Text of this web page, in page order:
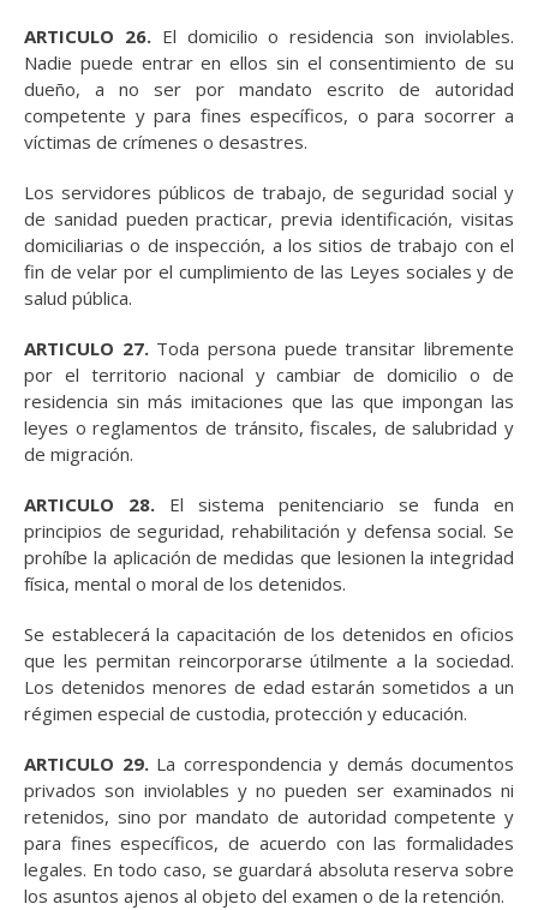
ARTICULO 26.El domicilio o residencia son inviolables.
Nadie puede entrar en ellos sin el consentimiento de su
dueño, a no ser por mandato escrito de autoridad
competente y para fines específicos, o para socorrer a
víctimas de crímenes o desastres.
Los servidores públicos de trabajo, de seguridad social y
de sanidad pueden practicar, previa identificación, visitas
domiciliarias o de inspección, a los sitios de trabajo con el
fin de velar por el cumplimiento de las Leyes sociales y de
salud pública.
ARTICULO 27. Toda persona puede transitar libremente
por el territorio nacional y cambiar de domicilio o de
residencia sin más imitaciones que las que impongan las
leyes o reglamentos de tránsito, fiscales, de salubridad y
de migración.
ARTICULO 28. El sistema penitenciario se funda en
principios de seguridad, rehabilitación y defensa social. Se
prohíbe la aplicación de medidas que lesionen la integridad
física, mental o moral de los detenidos.
Se establecerá la capacitación de los detenidos en oficios
que les permitan reincorporarse útilmente a la sociedad.
Los detenidos menores de edad estarán sometidos a un
régimen especial de custodia, protección y educación.
ARTICULO 29.La correspondencia y demás documentos
privados son inviolables y no pueden ser examinados ni
retenidos, sino por mandato de autoridad competente y
para fines específicos, de acuerdo con las formalidades
legales. En todo caso, se guardará absoluta reserva sobre
los asuntos ajenos al objeto del examen o de la retención.